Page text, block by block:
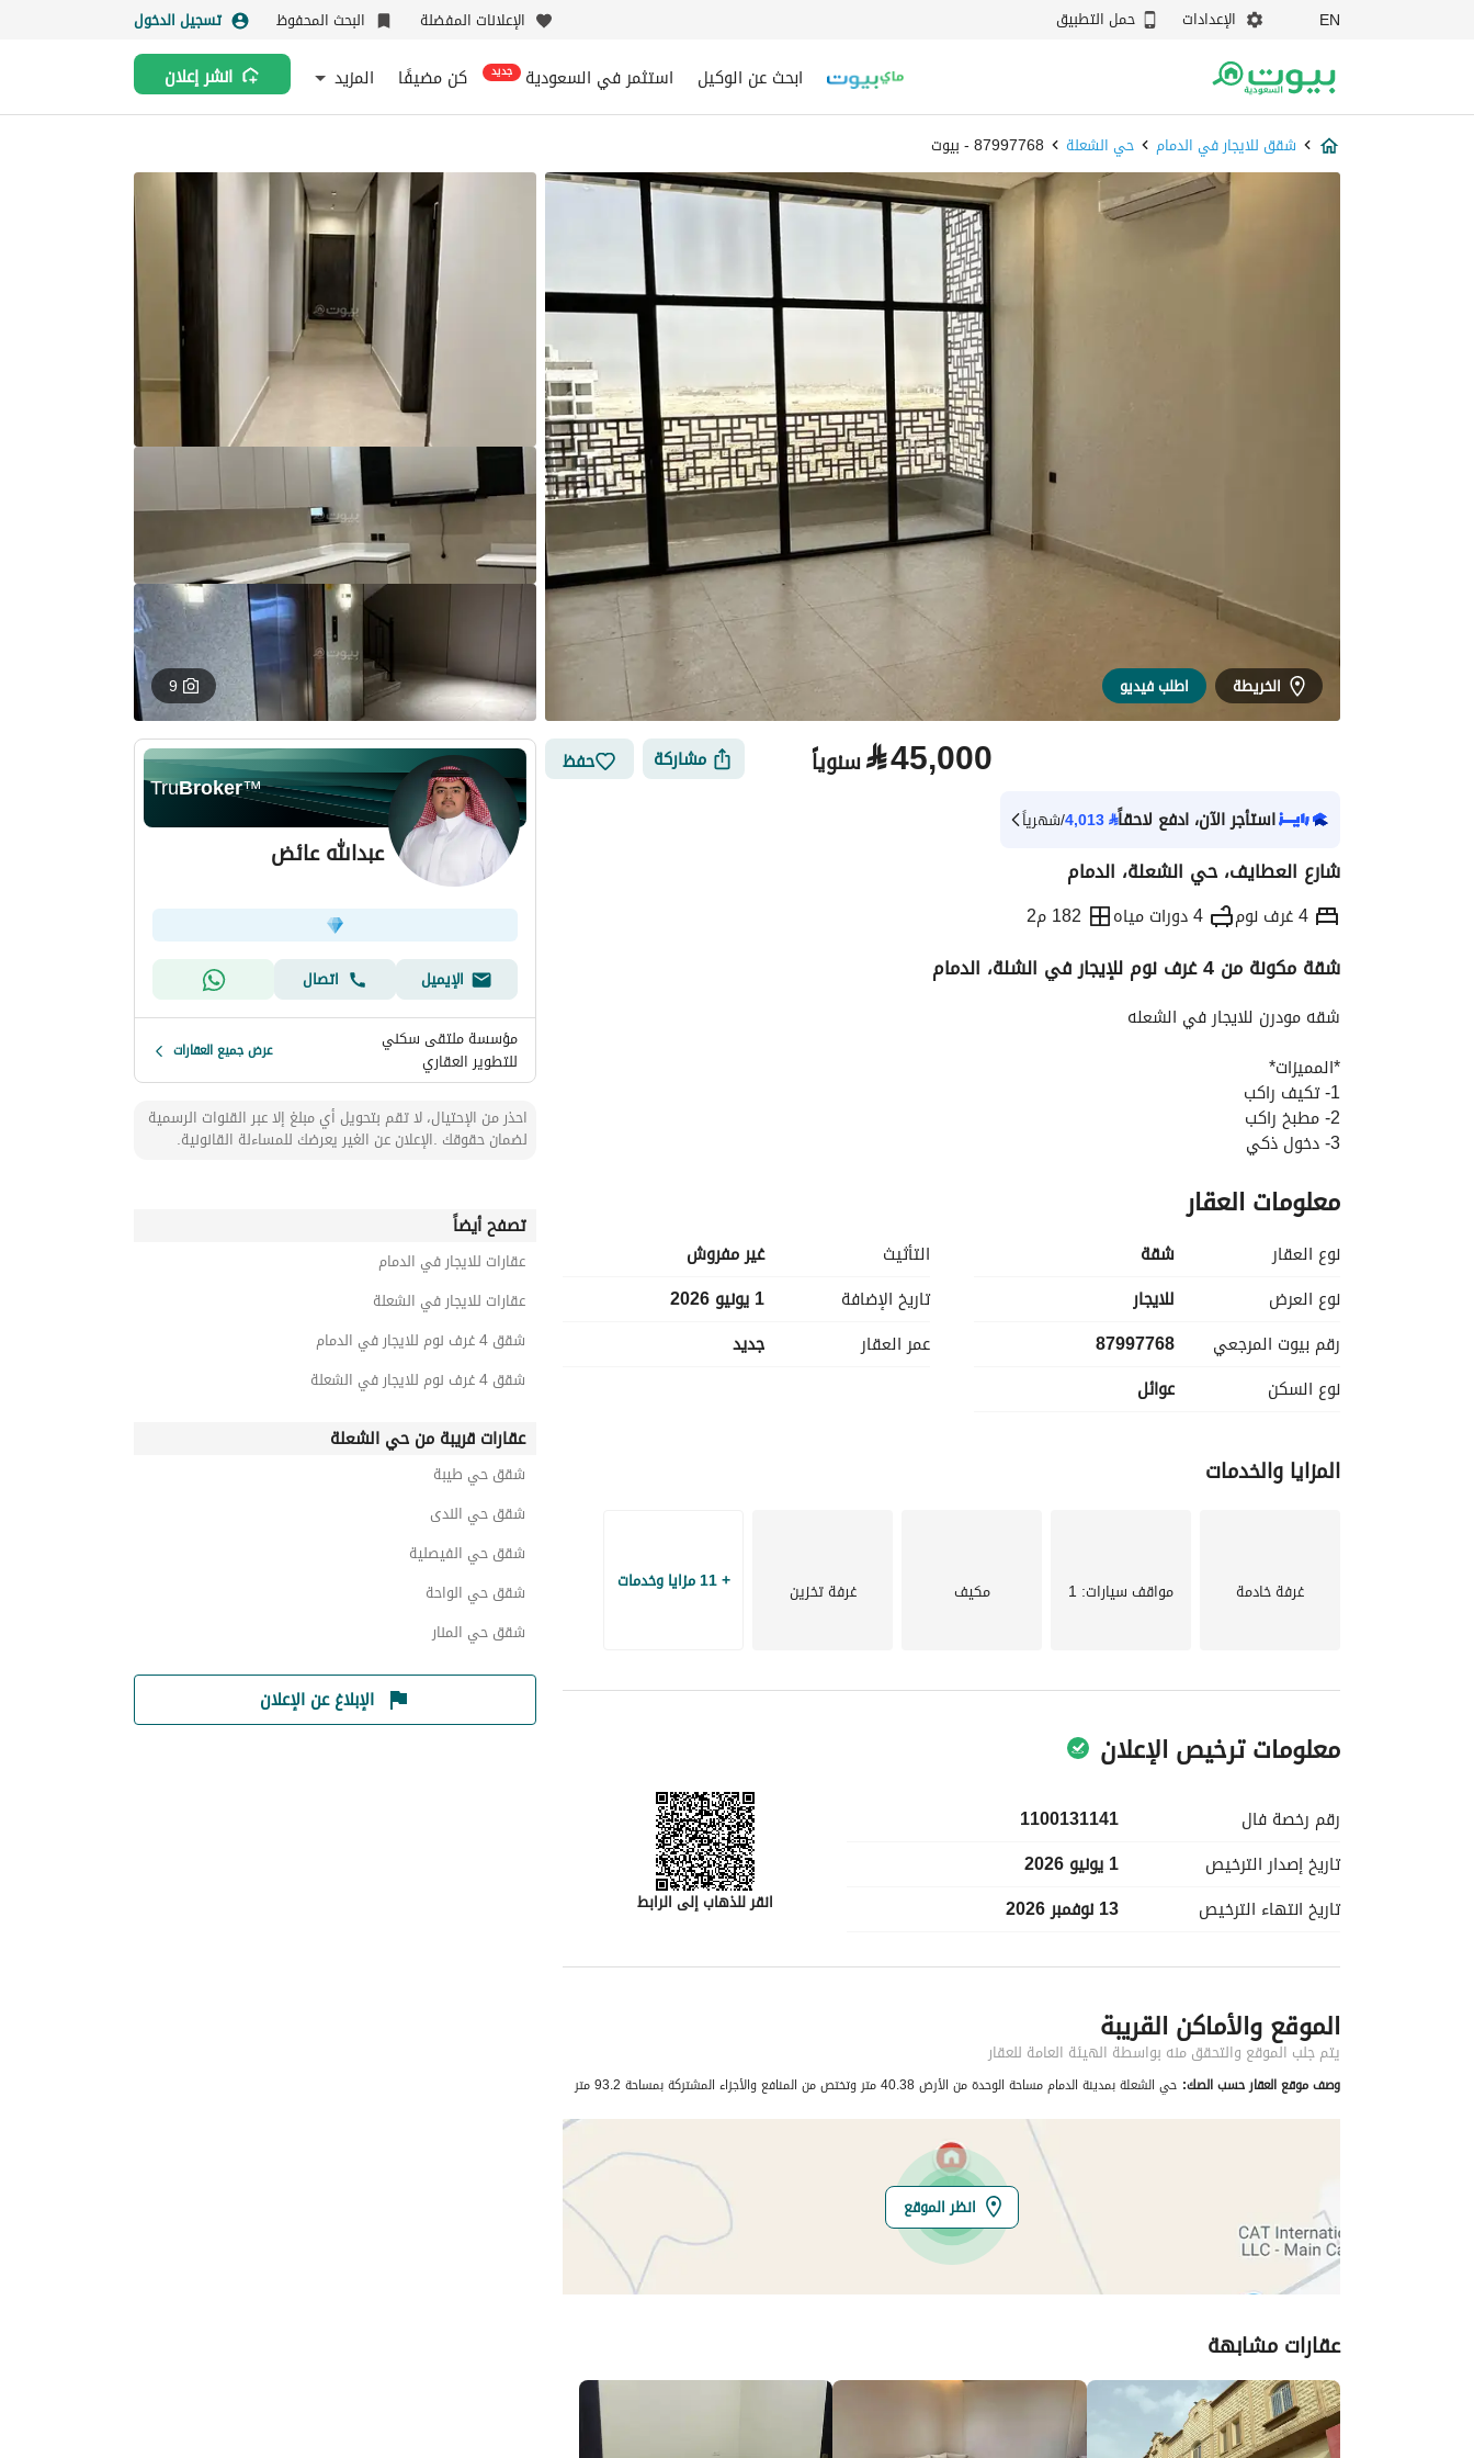
EN الإعدادات حمل التطبيق الإعلانات المفضلة البحث المحفوظ تسجيل الدخول
ابحث عن الوكيل استثمر في السعودية جديد كن مضيفًا المزيد انشر إعلان
شقق للايجار في الدمام حي الشعلة 87997768 - بيوت
الخريطة اطلب فيديو 9
⃁45,000 سنوياً مشاركة
حفظ
استأجر الآن، ادفع لاحقاً⃁
4,013/شهرياً
شارع العطايف، حي الشعلة، الدمام
4 غرف نوم 4 دورات مياه 182 م2
معلومات ترخيص الإعلان الموقع والأماكن القريبة
شقة مكونة من 4 غرف نوم للإيجار في الشلة، الدمام
شقه مودرن للايجار في الشعله
*المميزات*
1- تكيف راكب
2- مطبخ راكب
3- دخول ذكي
5- مدخلين للشقة دخول ذكي
*المواصفات*
3 غرف نوم- غرفه خادمه - مطبخ راكب- مجلس- مقلط
معلومات العقار
نوع العقار
شقة
نوع العرض
للايجار
رقم بيوت المرجعي
87997768
نوع السكن
عوائل
التأثيث
غير مفروش
تاريخ الإضافة
1 يونيو 2026
عمر العقار
جديد
المزايا والخدمات
غرفة خادمة مواقف سيارات: 1 مكيف غرفة تخزين + 11 مزايا وخدمات
معلومات ترخيص الإعلان
رقم رخصة فال
1100131141
تاريخ إصدار الترخيص
1 يونيو 2026
تاريخ انتهاء الترخيص 13 نوفمبر 2026 انقر للذهاب إلى الرابط
معلومات مسؤول الإعلان
اسم المسؤول عبدالله عائض عبدالله الدوسري
الموقع
المدينة
الحي
اسم الشارع
العطايف
الرمز البريدي
رقم المبنى
الرقم الاضافي
خط العرض
26.355573499955476
تفاصيل العقار
الموقع والأماكن القريبة
يتم جلب الموقع والتحقق منه بواسطة الهيئة العامة للعقار
وصف موقع العقار حسب الصك: حي الشعلة بمدينة الدمام مساحة الوحدة من الأرض 40.38 متر وتختص من المنافع والأجزاء المشتركة بمساحة 93.2 متر
انظر الموقع
عقارات مشابهة
TruBroker™
عبدالله عائض
الإيميل
اتصال
مؤسسة ملتقى سكني
للتطوير العقاري عرض جميع العقارات
احذر من الإحتيال، لا تقم بتحويل أي مبلغ إلا عبر القنوات الرسمية
لضمان حقوقك .الإعلان عن الغير يعرضك للمساءلة القانونية.
تصفح أيضاً
عقارات للايجار في الدمام
عقارات للايجار في الشعلة
شقق 4 غرف نوم للايجار في الدمام
شقق 4 غرف نوم للايجار في الشعلة
عقارات قريبة من حي الشعلة
شقق حي طيبة
شقق حي الندى
شقق حي الفيصلية
شقق حي الواحة
شقق حي المنار
الإبلاغ عن الإعلان